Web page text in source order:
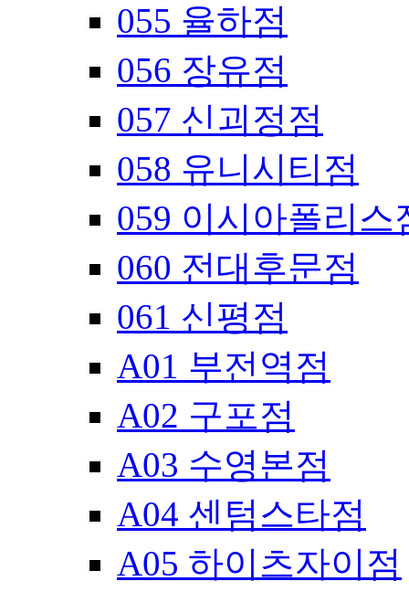
055 율하점
056 장유점
057 신괴정점
058 유니시티점
059 이시아폴리스
060 전대후문점
061 신평점
A01 부전역점
A02 구포점
A03 수영본점
A04 센텀스타점
A05 하이츠자이점